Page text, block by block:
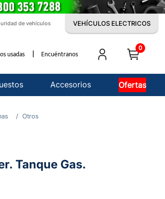
de vehículos VEHÍCULOS ELECTRICOS
usadas Encuéntranos
0
Accesorios Ofertas
Otros
Tanque Gas.